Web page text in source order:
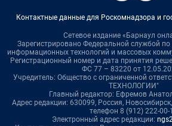
Контактные данные для Роскомнадзора и
Сетевое издание «Барнаул
Зарегистрировано Федеральной службой по
информационных технологий и массовых
Регистрационный номер и дата принятия
ФС 77 – 83220 от
Учредитель: Общество с ограниченной
ТЕХНОЛОГИИ"
Главный редактор: Ефремов
Адрес редакции: 630099, Россия,
телефон 8 (912) 222-00-
Электронный адрес редакции: